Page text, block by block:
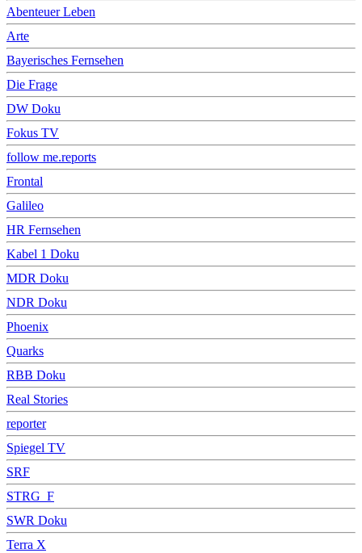
Abenteuer Leben
Arte
Bayerisches Fernsehen
Die Frage
DW Doku
Fokus TV
follow me.reports
Frontal
Galileo
HR Fernsehen
Kabel 1 Doku
MDR Doku
NDR Doku
Phoenix
Quarks
RBB Doku
Real Stories
reporter
Spiegel TV
SRF
STRG_F
SWR Doku
Terra X